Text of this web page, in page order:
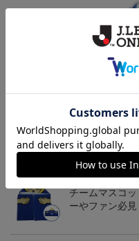
モンテディオ山形 ピカ
26/27オ
18,700
トピックス
山形
チームマスコ
ーやファン必見